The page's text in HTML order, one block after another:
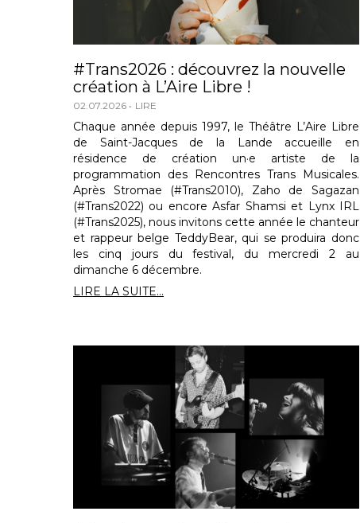
#Trans2026 : découvrez la nouvelle
création à L’Aire Libre !
02.07.2026 LIRE
Chaque année depuis 1997, le Théâtre L’Aire Libre
de Saint-Jacques de la Lande accueille en
résidence de création un·e artiste de la
programmation des Rencontres Trans Musicales.
Après Stromae (#Trans2010), Zaho de Sagazan
(#Trans2022) ou encore Asfar Shamsi et Lynx IRL
(#Trans2025), nous invitons cette année le chanteur
et rappeur belge TeddyBear, qui se produira donc
les cinq jours du festival, du mercredi 2 au
dimanche 6 décembre.
LIRE LA SUITE...